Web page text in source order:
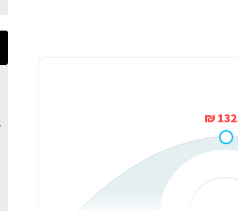
אחרי שיטוט וחיפוש נגר במחיר הוגן, קיבלתי
הפניות לנגרים מקסימים וסגרתי נגר מעולה
שעשה עבורינו חידוש גם למטבח וגם לחדר
רחצה ברמה מהממת ומחיר מעולה.